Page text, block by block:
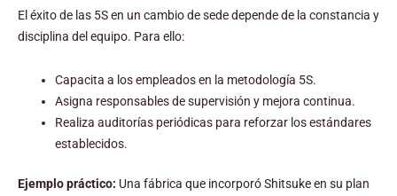
El éxito de las 5S en un cambio de sede depende de la constancia y
disciplina del equipo. Para ello:
Capacita a los empleados en la metodología 5S.
Asigna responsables de supervisión y mejora continua.
Realiza auditorías periódicas para reforzar los estándares
establecidos.
Ejemplo práctico: Una fábrica que incorporó Shitsuke en su plan